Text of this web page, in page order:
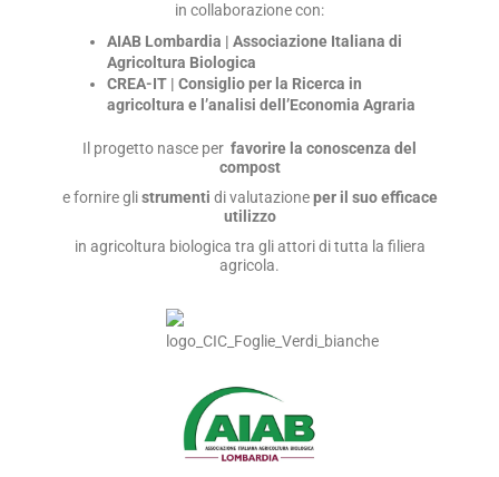
in collaborazione con:
AIAB Lombardia | Associazione Italiana di
Agricoltura Biologica
CREA-IT | Consiglio per la Ricerca in
agricoltura e l’analisi dell’Economia Agraria
Il progetto nasce per favorire la conoscenza del
compost
e fornire glistrumenti di valutazioneper il suo efficace
utilizzo
in agricoltura biologica tra gli attori di tutta la filiera
agricola.